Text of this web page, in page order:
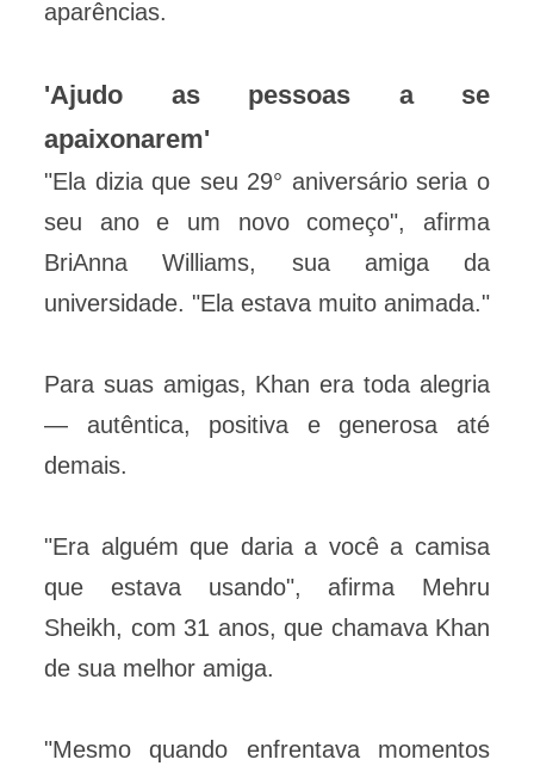
aparências.
'Ajudo as pessoas a se
apaixonarem'
"Ela dizia que seu 29° aniversário seria o
seu ano e um novo começo", afirma
BriAnna Williams, sua amiga da
universidade. "Ela estava muito animada."
Para suas amigas, Khan era toda alegria
— autêntica, positiva e generosa até
demais.
"Era alguém que daria a você a camisa
que estava usando", afirma Mehru
Sheikh, com 31 anos, que chamava Khan
de sua melhor amiga.
"Mesmo quando enfrentava momentos